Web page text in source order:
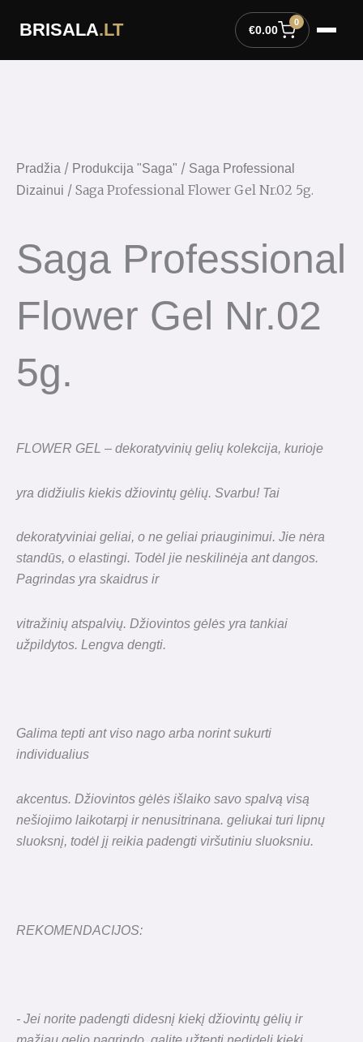
BRISALA.LT €0.00
0
Pradžia / Produkcija "Saga" / Saga Professional
Dizainui / Saga Professional Flower Gel Nr.02 5g.
Saga Professional
Flower Gel Nr.02
5g.
FLOWER GEL – dekoratyvinių gelių kolekcija, kurioje
yra didžiulis kiekis džiovintų gėlių. Svarbu! Tai
dekoratyviniai geliai, o ne geliai priauginimui. Jie nėra
standūs, o elastingi. Todėl jie neskilinėja ant dangos.
Pagrindas yra skaidrus ir
vitražinių atspalvių. Džiovintos gėlės yra tankiai
užpildytos. Lengva dengti.
Galima tepti ant viso nago arba norint sukurti
individualius
akcentus. Džiovintos gėlės išlaiko savo spalvą visą
nešiojimo laikotarpį irnenusitrinana. geliukai turi lipnų
sluoksnį, todėl jį reikia padengti viršutiniu sluoksniu.
REKOMENDACIJOS:
- Jei norite padengti didesnį kiekį džiovintų gėlių ir